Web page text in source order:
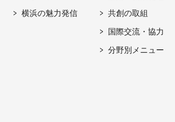
横浜の魅力発信 共創の取組
国際交流・協力
分野別メニュー